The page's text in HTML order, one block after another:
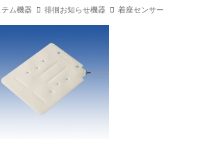
ム機器 徘徊お知らせ機器 着座センサー